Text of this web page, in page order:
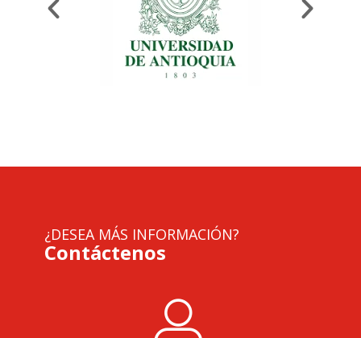
¿DESEA MÁS INFORMACIÓN?
Contáctenos